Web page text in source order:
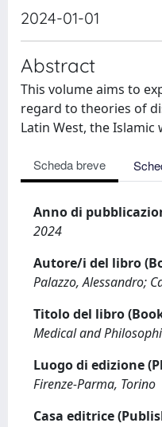
2024-01-01
Abstract
This volume aims to
regard to theories of
Latin West, the
Scheda breve
Anno di
2024
Autore/i del libro
Palazzo, Alessandro;
Titolo del libro
Medical and
Luogo di edizione
Firenze-Parma, Torino
Casa editrice